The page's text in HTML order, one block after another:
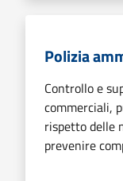
Polizia
Controllo e
commerciali,
rispetto delle
prevenire